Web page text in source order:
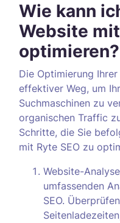
Wie kann
Website mit
optimieren?
Die Optimierung
effektiver Weg, um
Suchmaschinen zu
organischen Traffic
Schritte, die Sie
mit Ryte SEO zu
Website-
umfassenden
SEO.